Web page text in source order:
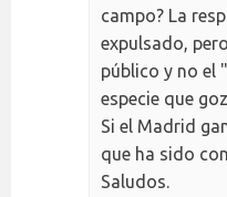
campo? La
expulsado,
público y no el
especie que
Si el Madrid
que ha sido
Saludos.